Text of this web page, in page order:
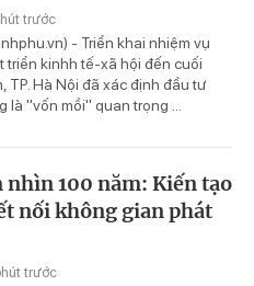
trước
- Triển khai nhiệm vụ
triển kinhh tế-xã hội đến cuối
TP. Hà Nội đã xác định đầu tư
là "vốn mồi" quan trọng ...
nhìn 100 năm: Kiến tạo
nối không gian phát
trước